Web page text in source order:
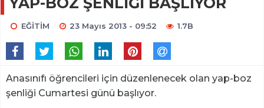
EĞİTİM 23 Mayıs 2013 - 09:52 1.7B
Anasınıfı öğrencileri için düzenlenecek olan yap-boz
şenliği Cumartesi günü başlıyor.